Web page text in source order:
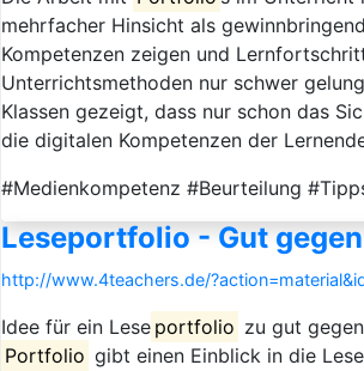
mehrfacher Hinsicht als
Kompetenzen zeigen und
Unterrichtsmethoden nur schwer
Klassen gezeigt, dass nur schon das
die digitalen Kompetenzen der
#Medienkompetenz #Beurteilung
Leseportfolio - Gut
http://www.4teachers.de/
Idee für ein Lese portfolio zu gut
Portfolio gibt einen Einblick in die